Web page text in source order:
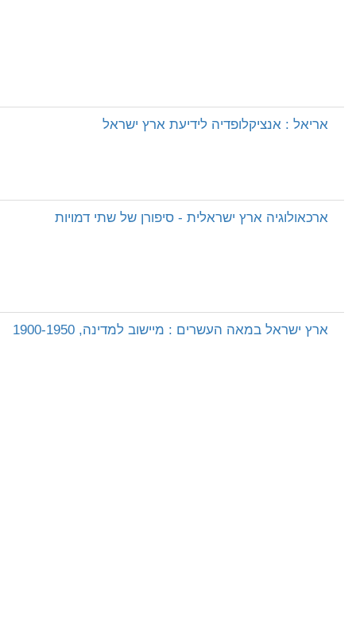
אריאל : אנציקלופדיה לידיעת ארץ ישראל
ארכאולוגיה ארץ ישראלית - סיפורן של שתי דמויות
ארץ ישראל במאה העשרים : מיישוב למדינה, 1900-1950